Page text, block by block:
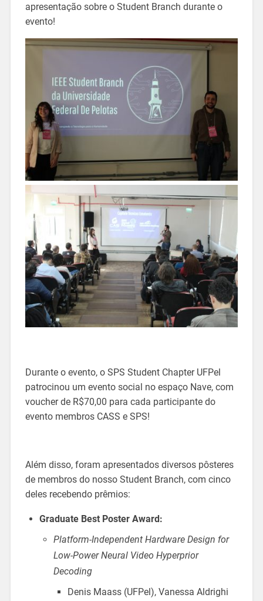
apresentação sobre o Student Branch durante o
evento!
Durante o evento, o SPS Student Chapter UFPel
patrocinou um evento social no espaço Nave, com
voucher de R$70,00 para cada participante do
evento membros CASS e SPS!
Além disso, foram apresentados diversos pôsteres
de membros do nosso Student Branch, com cinco
deles recebendo prêmios:
Graduate Best Poster Award:
Platform-Independent Hardware Design for
Low-Power Neural Video Hyperprior
Decoding
Denis Maass (UFPel), Vanessa Aldrighi